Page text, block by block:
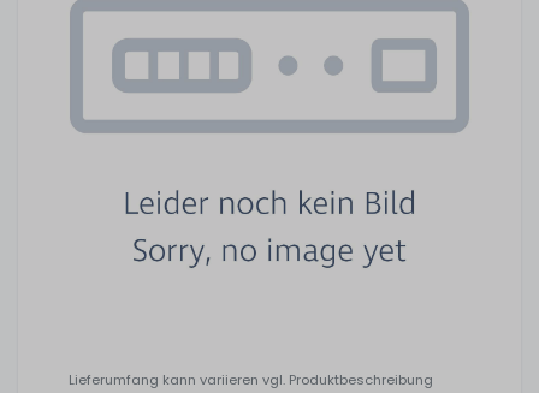
Lieferumfang kann variieren vgl. Produktbeschreibung